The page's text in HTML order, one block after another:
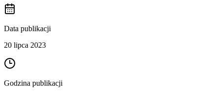
Data publikacji
20 lipca 2023
Godzina publikacji